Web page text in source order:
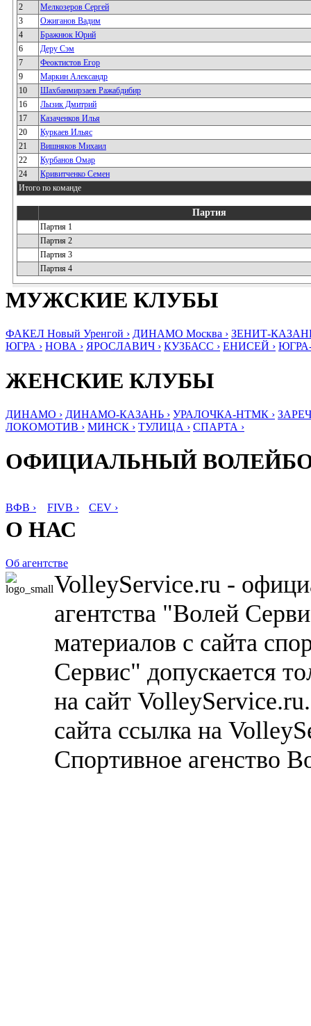
2
Мелкозеров Сергей
3
Ожиганов Вадим
4
Бражнюк Юрий
6
Деру Сэм
7
Феоктистов Егор
9
Маркин Александр
10
Шахбанмирзаев Ражабдибир
16
Лызик Дмитрий
17
Казаченков Илья
20
Куркаев Ильяс
21
Вишняков Михаил
22
Курбанов Омар
24
Кривитченко Семен
Итого по команде
Партия
Партия 1
Партия 2
Партия 3
Партия 4
МУЖСКИЕ КЛУБЫ
ФАКЕЛ Новый Уренгой › ДИНАМО Москва › ЗЕНИТ-
ЮГРА › НОВА › ЯРОСЛАВИЧ › КУЗБАСС › ЕНИСЕЙ ›
ЖЕНСКИЕ КЛУБЫ
ДИНАМО › ДИНАМО-КАЗАНЬ › УРАЛОЧКА-НТМК ›
ЛОКОМОТИВ › МИНСК › ТУЛИЦА › СПАРТА ›
ОФИЦИАЛЬНЫЙ
ВФВ › FIVB › CEV ›
О НАС
Об агентстве
VolleyService.ru -
агентства "Волей
материалов с сайта
Сервис" допускается
на сайт
сайта ссылка на
Спортивное агенство